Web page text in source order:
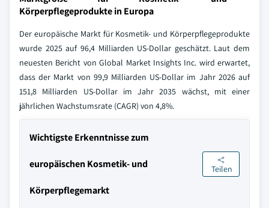
Körperpflegeprodukte in Europa
Der europäische Markt für Kosmetik- und Körperpflegeprodukte
wurde 2025 auf 96,4 Milliarden US-Dollar geschätzt. Laut dem
neuesten Bericht von Global Market Insights Inc. wird erwartet,
dass der Markt von 99,9 Milliarden US-Dollar im Jahr 2026 auf
151,8 Milliarden US-Dollar im Jahr 2035 wächst, mit einer
jährlichen Wachstumsrate (CAGR) von 4,8%.
Wichtigste Erkenntnisse zum
europäischen Kosmetik- und
Körperpflegemarkt
Teilen